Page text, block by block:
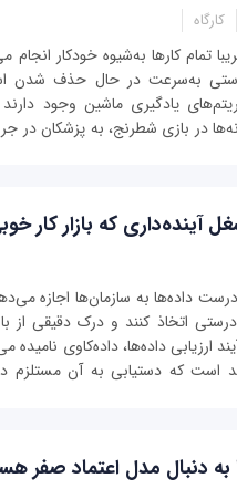
کارگاه
تمام کارها به‌شیوه خودکار انجام
به‌سرعت در حال حذف شدن
یادگیری ماشین وجود
در بازی شطرنج، به پزشکان در
آینده‌داری که بازار کار
درست داده‌ها به سازمان‌ها اجازه
اتخاذ کنند و درک دقیقی از
ارزیابی داده‌ها، داده‌کاوی
است که دستیابی به آن مستلزم
دنبال مدل اعتماد صفر